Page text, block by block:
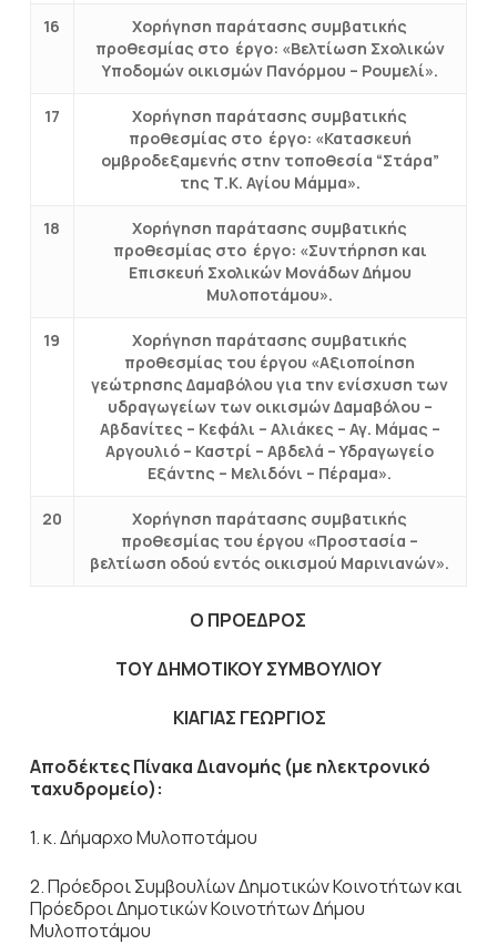
16
Χορήγηση παράτασης συμβατικής
προθεσμίας στο έργο: «Βελτίωση Σχολικών
Υποδομών οικισμών Πανόρμου – Ρουμελί».
17
Χορήγηση παράτασης συμβατικής
προθεσμίας στο έργο: «Κατασκευή
ομβροδεξαμενής στην τοποθεσία “Στάρα”
της Τ.Κ. Αγίου Μάμμα».
18
Χορήγηση παράτασης συμβατικής
προθεσμίας στο έργο: «Συντήρηση και
Επισκευή Σχολικών Μονάδων Δήμου
Μυλοποτάμου».
19
Xορήγηση παράτασης συμβατικής
προθεσμίας του έργου «Αξιοποίηση
γεώτρησης Δαμαβόλου για την ενίσχυση των
υδραγωγείων των οικισμών Δαμαβόλου –
Αβδανίτες – Κεφάλι – Αλιάκες – Αγ. Μάμας –
Αργουλιό – Καστρί – Αβδελά – Υδραγωγείο
Εξάντης – Μελιδόνι – Πέραμα».
20
Xορήγηση παράτασης συμβατικής
προθεσμίας του έργου «Προστασία –
βελτίωση οδού εντός οικισμού Μαρινιανών».
Ο ΠΡΟΕΔΡΟΣ
ΤΟΥ ΔΗΜΟΤΙΚΟΥ ΣΥΜΒΟΥΛΙΟΥ
ΚΙΑΓΙΑΣ ΓΕΩΡΓΙΟΣ
Αποδέκτες Πίνακα Διανομής (με ηλεκτρονικό
ταχυδρομείο):
1. κ. Δήμαρχο Μυλοποτάμου
2. Πρόεδροι Συμβουλίων Δημοτικών Κοινοτήτων και
Πρόεδροι Δημοτικών Κοινοτήτων Δήμου
Μυλοποτάμου